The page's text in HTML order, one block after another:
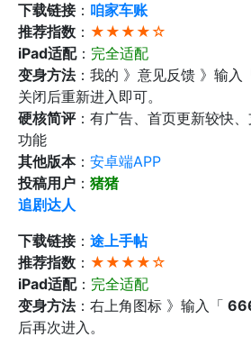
下载链接： 咱家车账
推荐指数 ： ★★★★☆
iPad适配： 完全适配
变身方法：我的 》意见反馈 》输入
关闭后重新进入即可。
硬核简评：有广告、首页更新较快
功能
其他版本： 安卓端APP‬
投稿用户 ： 猪猪
追剧达人
下载链接： 途上手帖
推荐指数 ： ★★★★☆
iPad适配： 完全适配
变身方法：右上角图标 》输入「
后再次进入。